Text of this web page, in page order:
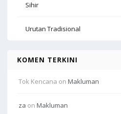
Sihir
Urutan Tradisional
KOMEN TERKINI
Tok Kencana on Makluman
za on Makluman